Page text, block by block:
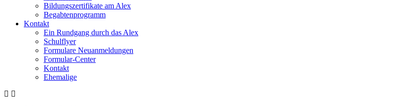
Bildungszertifikate am Alex
Begabtenprogramm
Kontakt
Ein Rundgang durch das Alex
Schulflyer
Formulare Neuanmeldungen
Formular-Center
Kontakt
Ehemalige